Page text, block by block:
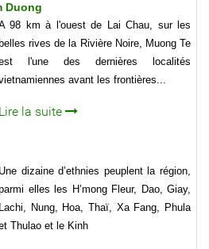
Duong
98 km à l'ouest de Lai Chau, sur les
belles rives de la Rivière Noire, Muong Te
l'une des dernières localités
avant les frontières...
Lire la suite
Une dizaine d’ethnies peuplent la région,
elles les H’mong Fleur, Dao, Giay,
Lachi, Nung, Hoa, Thaï, Xa Fang, Phula
Thulao et le Kinh